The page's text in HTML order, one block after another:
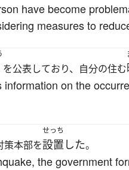
have become
measures to
を公表しており、自分の住む
on the
策本部を
せっち
設置した。
the government